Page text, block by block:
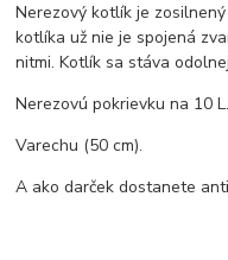
Nerezový kotlík je
kotlíka už nie je spojená
nitmi. Kotlík sa stáva
Nerezovú pokrievku na 10
Varechu (50 cm).
A ako darček dostanete